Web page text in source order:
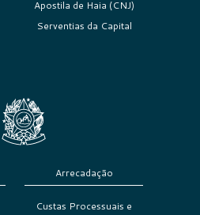
Apostila de Haia (CNJ)
Serventias da Capital
Arrecadação
Custas Processuais e